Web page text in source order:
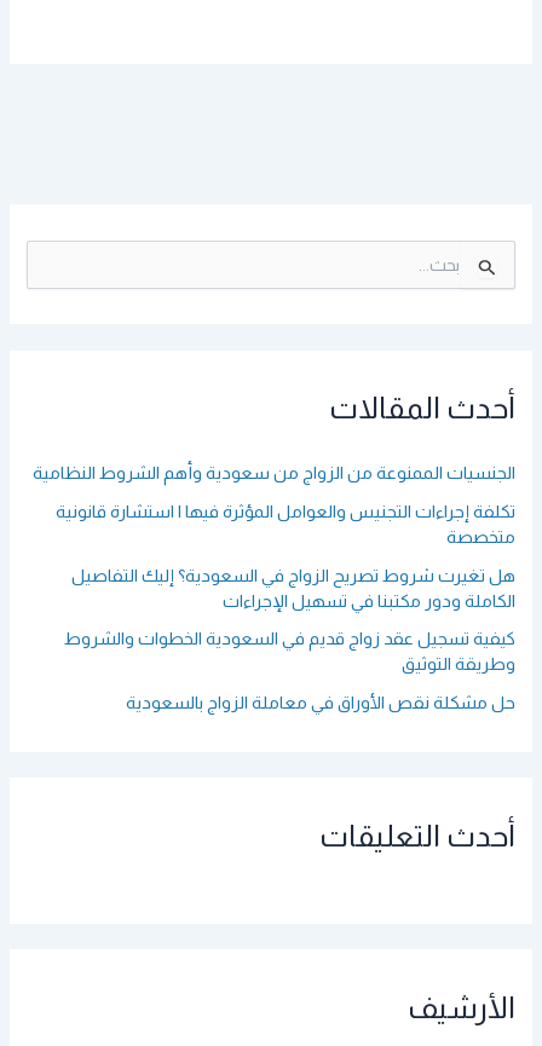
ل
ع
ن
أحدث المقالات
الجنسيات الممنوعة من الزواج من سعودية وأهم الشروط النظامية
تكلفة إجراءات التجنيس والعوامل المؤثرة فيها | استشارة قانونية
متخصصة
هل تغيرت شروط تصريح الزواج في السعودية؟ إليك التفاصيل
الكاملة ودور مكتبنا في تسهيل الإجراءات
كيفية تسجيل عقد زواج قديم في السعودية الخطوات والشروط
وطريقة التوثيق
حل مشكلة نقص الأوراق في معاملة الزواج بالسعودية
أحدث التعليقات
الأرشيف